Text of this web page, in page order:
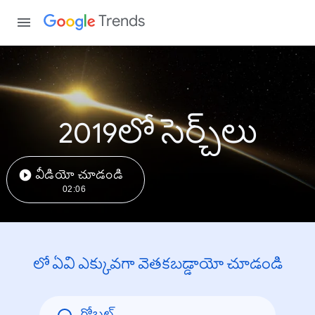
Trends
2019లో సెర్చ్‌లు
వీడియో చూడండి
02:06
లో ఏవి ఎక్కువగా వెతకబడ్డాయో చూడండి